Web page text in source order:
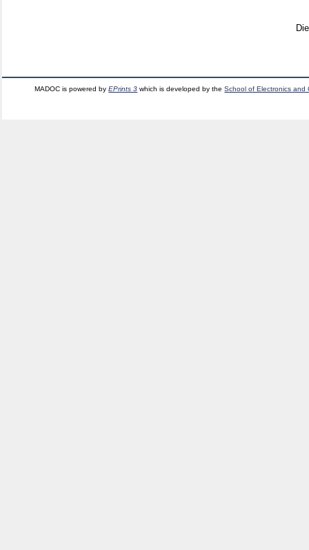
MADOC is powered byEPrints 3 which is developed by theSchool of Electronics and